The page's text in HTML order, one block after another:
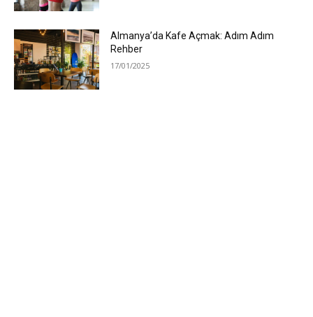
Almanya’da Kafe Açmak: Adım Adım
Rehber
17/01/2025